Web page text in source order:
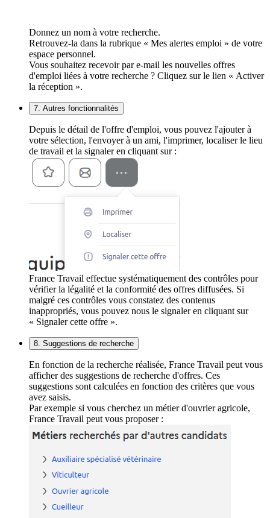
Donnez un nom à votre recherche.
Retrouvez-la dans la rubrique « Mes alertes emploi » de votre
espace personnel.
Vous souhaitez recevoir par e-mail les nouvelles offres
d'emploi liées à votre recherche ? Cliquez sur le lien « Activer
la réception ».
7. Autres fonctionnalités
Depuis le détail de l'offre d'emploi, vous pouvez l'ajouter à
votre sélection, l'envoyer à un ami, l'imprimer, localiser le lieu
de travail et la signaler en cliquant sur :
France Travail effectue systématiquement des contrôles pour
vérifier la légalité et la conformité des offres diffusées. Si
malgré ces contrôles vous constatez des contenus
inappropriés, vous pouvez nous le signaler en cliquant sur
« Signaler cette offre ».
8. Suggestions de recherche
En fonction de la recherche réalisée, France Travail peut vous
afficher des suggestions de recherche d'offres. Ces
suggestions sont calculées en fonction des critères que vous
avez saisis.
Par exemple si vous cherchez un métier d'ouvrier agricole,
France Travail peut vous proposer :